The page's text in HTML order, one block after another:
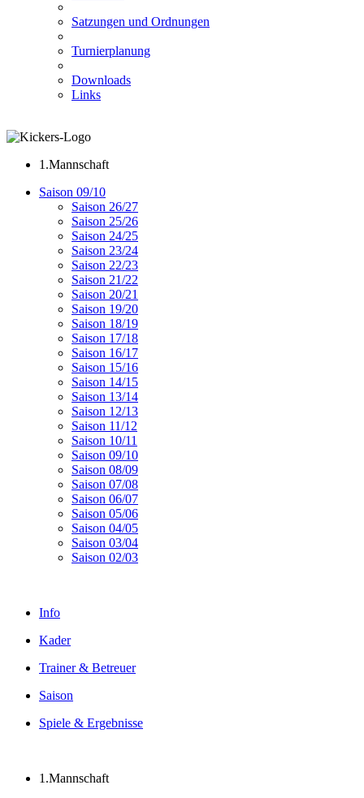
Satzungen und Ordnungen
Turnierplanung
Downloads
Links
1.Mannschaft
Saison 09/10
Saison 26/27
Saison 25/26
Saison 24/25
Saison 23/24
Saison 22/23
Saison 21/22
Saison 20/21
Saison 19/20
Saison 18/19
Saison 17/18
Saison 16/17
Saison 15/16
Saison 14/15
Saison 13/14
Saison 12/13
Saison 11/12
Saison 10/11
Saison 09/10
Saison 08/09
Saison 07/08
Saison 06/07
Saison 05/06
Saison 04/05
Saison 03/04
Saison 02/03
Info
Kader
Trainer & Betreuer
Saison
Spiele & Ergebnisse
1.Mannschaft